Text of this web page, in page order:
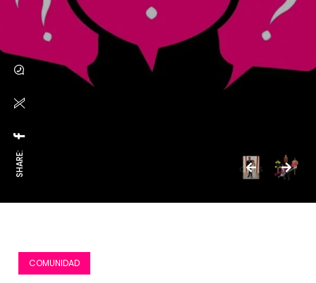
SHARE:
COMUNIDAD